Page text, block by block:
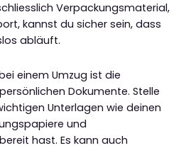
Verpackungsmaterial,
kannst du sicher sein, dass
abläuft.
einem Umzug ist die
Dokumente. Stelle
Unterlagen wie deinen
und
hast. Es kann auch